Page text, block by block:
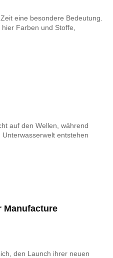
eine besondere Bedeutung.
Farben und Stoffe,
auf den Wellen, während
entstehen
Manufacture
den Launch ihrer neuen